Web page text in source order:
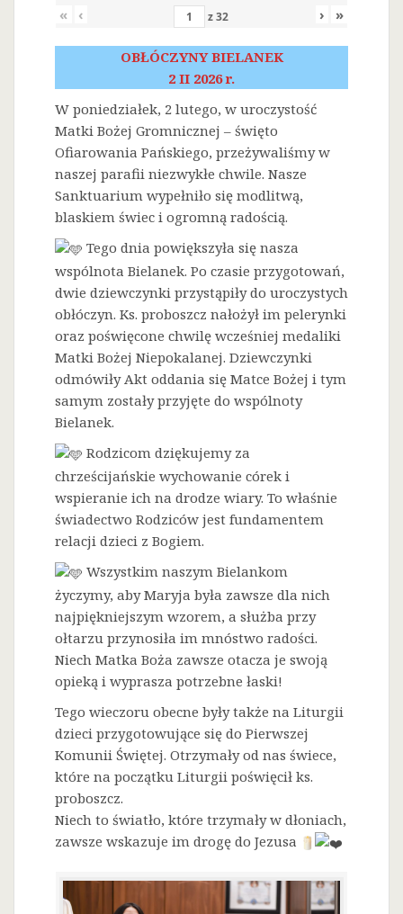
« ‹ z32 › »
OBŁÓCZYNY BIELANEK
2 II 2026 r.
W poniedziałek, 2 lutego, w uroczystość
Matki Bożej Gromnicznej – święto
Ofiarowania Pańskiego, przeżywaliśmy w
naszej parafii niezwykłe chwile. Nasze
Sanktuarium wypełniło się modlitwą,
blaskiem świec i ogromną radością.
Tego dnia powiększyła się nasza
wspólnota Bielanek. Po czasie przygotowań,
dwie dziewczynki przystąpiły do uroczystych
obłóczyn. Ks. proboszcz nałożył im pelerynki
oraz poświęcone chwilę wcześniej medaliki
Matki Bożej Niepokalanej. Dziewczynki
odmówiły Akt oddania się Matce Bożej i tym
samym zostały przyjęte do wspólnoty
Bielanek.
Rodzicom dziękujemy za
chrześcijańskie wychowanie córek i
wspieranie ich na drodze wiary. To właśnie
świadectwo Rodziców jest fundamentem
relacji dzieci z Bogiem.
Wszystkim naszym Bielankom
życzymy, aby Maryja była zawsze dla nich
najpiękniejszym wzorem, a służba przy
ołtarzu przynosiła im mnóstwo radości.
Niech Matka Boża zawsze otacza je swoją
opieką i wyprasza potrzebne łaski!
Tego wieczoru obecne były także na Liturgii
dzieci przygotowujące się do Pierwszej
Komunii Świętej. Otrzymały od nas świece,
które na początku Liturgii poświęcił ks.
proboszcz.
Niech to światło, które trzymały w dłoniach,
zawsze wskazuje im drogę do Jezusa